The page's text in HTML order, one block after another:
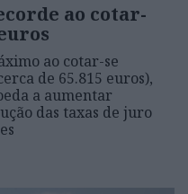
ao cotar-
ao cotar-se
de 65.815 euros),
a aumentar
das taxas de juro